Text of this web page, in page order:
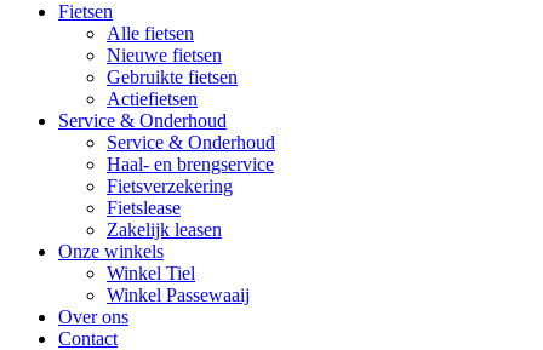
Fietsen
Alle fietsen
Nieuwe fietsen
Gebruikte fietsen
Actiefietsen
Service & Onderhoud
Service & Onderhoud
Haal- en brengservice
Fietsverzekering
Fietslease
Zakelijk leasen
Onze winkels
Winkel Tiel
Winkel Passewaaij
Over ons
Contact